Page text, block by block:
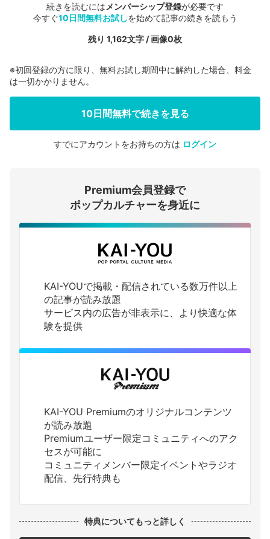
続きを読むには メンバーシップ登録が必要です
今すぐ10日間無料お試しを始めて記事の続きを読もう
残り 1,162文字 / 画像0枚
会員登録する
ログインする
※初回登録の方に限り、無料お試し期間中に解約した場合、料金
は一切かかりません。
10日間無料で続きを見る
すでにアカウントをお持ちの方は ログイン
Premium会員登録で
ポップカルチャーを身近に
KAI-YOUで掲載・配信されている数万件以上
の記事が読み放題
サービス内の広告が非表示に、より快適な体
験を提供
KAI-YOU Premiumのオリジナルコンテンツ
が読み放題
Premiumユーザー限定コミュニティへのアク
セスが可能に
コミュニティメンバー限定イベントやラジオ
配信、先行特典も
特典についてもっと詳しく